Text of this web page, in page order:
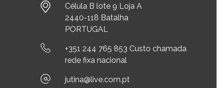
Célula B lote 9 Loja A
2440-118 Batalha
PORTUGAL
+351 244 765 853 Custo chamada
rede fixa nacional
jutina@live.com.pt